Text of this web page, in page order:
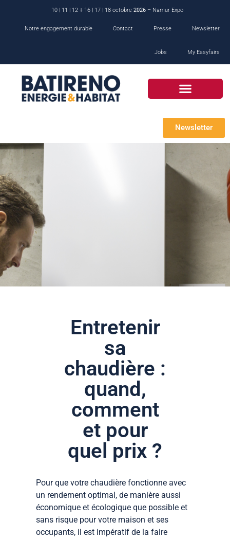
10 | 11 | 12 + 16 | 17 | 18 octobre 2026– Namur Expo
Notre engagement durable Contact Presse Newsletter
Jobs My Easyfairs
Newsletter
Entretenir
sa
chaudière :
quand,
comment
et pour
quel prix ?
Pour que votre chaudière fonctionne avec
un rendement optimal, de manière aussi
économique et écologique que possible et
sans risque pour votre maison et ses
occupants, il est impératif de la faire